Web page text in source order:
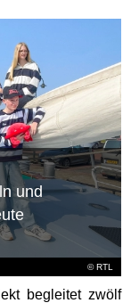
©RTL
und
begleitet zwölf